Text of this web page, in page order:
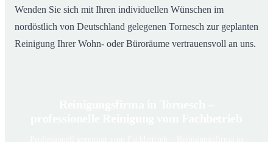
Wenden Sie sich mit Ihren individuellen Wünschen im
nordöstlich von Deutschland gelegenen Tornesch zur geplanten
Reinigung Ihrer Wohn- oder Büroräume vertrauensvoll an uns.